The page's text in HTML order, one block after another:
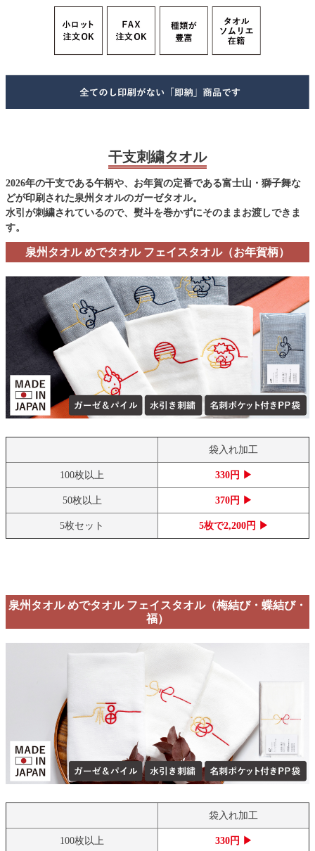
干支刺繍タオル
2026年の干支である午柄や、お年賀の定番である富士山・獅子舞な
どが印刷された泉州タオルのガーゼタオル。
水引が刺繍されているので、熨斗を巻かずにそのままお渡しできま
す。
泉州タオル めでタオル フェイスタオル（お年賀柄）
袋入れ加工
100枚以上 330円 ▶
50枚以上 370円 ▶
5枚セット 5枚で2,200円 ▶
泉州タオル めでタオル フェイスタオル（梅結び・蝶結び・
福）
袋入れ加工
100枚以上 330円 ▶